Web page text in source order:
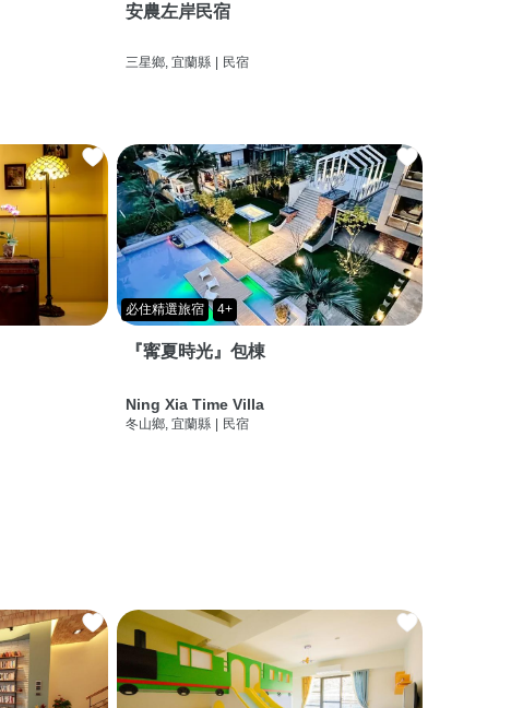
安農左岸民宿
三星鄉, 宜蘭縣 | 民宿
必住精選旅宿 4+
『寗夏時光』包棟
Ning Xia Time Villa
冬山鄉, 宜蘭縣 | 民宿